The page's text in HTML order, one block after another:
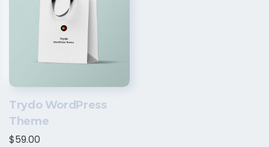
Trydo WordPress
Theme
$59.00